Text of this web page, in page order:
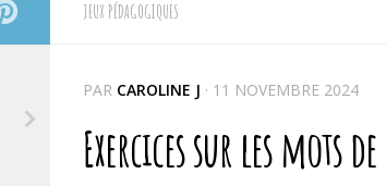
JEUX PÉDAGOGIQUES
PAR CAROLINE J · 11 NOVEMBRE 2024
Exercices sur les mots